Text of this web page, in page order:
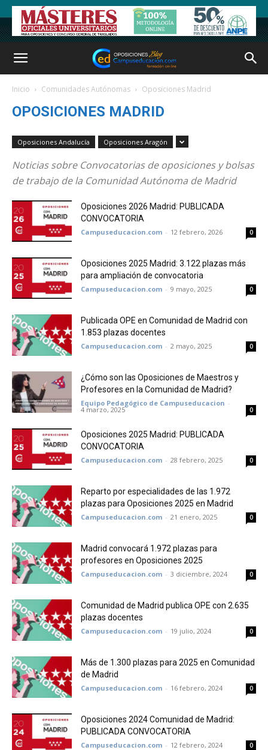
Inicio Comunidades Autónomas Oposiciones Madrid
OPOSICIONES MADRID
Oposiciones Andalucía Oposiciones Aragón
Noticias sobre Convocatorias de oposiciones y bolsas
de trabajo de la Comunidad Autónoma de Madrid
Oposiciones 2026 Madrid: PUBLICADA
CONVOCATORIA
Campuseducacion.com - 12 febrero, 2026 0
Oposiciones 2025 Madrid: 3.122 plazas más
para ampliación de convocatoria
Campuseducacion.com - 9 mayo, 2025 0
Publicada OPE en Comunidad de Madrid con
1.853 plazas docentes
Campuseducacion.com - 2 mayo, 2025 0
¿Cómo son las Oposiciones de Maestros y
Profesores en la Comunidad de Madrid?
Equipo Pedagógico de Campuseducacion -
4 marzo, 2025 0
Oposiciones 2025 Madrid: PUBLICADA
CONVOCATORIA
Campuseducacion.com - 28 febrero, 2025 0
Reparto por especialidades de las 1.972
plazas para Oposiciones 2025 en Madrid
Campuseducacion.com - 21 enero, 2025 0
Madrid convocará 1.972 plazas para
profesores en Oposiciones 2025
Campuseducacion.com - 3 diciembre, 2024 0
Comunidad de Madrid publica OPE con 2.635
plazas docentes
Campuseducacion.com - 19 julio, 2024 0
Más de 1.300 plazas para 2025 en Comunidad
de Madrid
Campuseducacion.com - 16 febrero, 2024 0
Oposiciones 2024 Comunidad de Madrid:
PUBLICADA CONVOCATORIA
Campuseducacion.com - 12 febrero, 2024 0